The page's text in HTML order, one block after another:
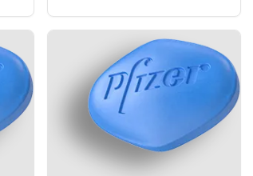
用威而鋼，成功幫助丈夫重拾自
信，重新找回婚姻的熱情與幸